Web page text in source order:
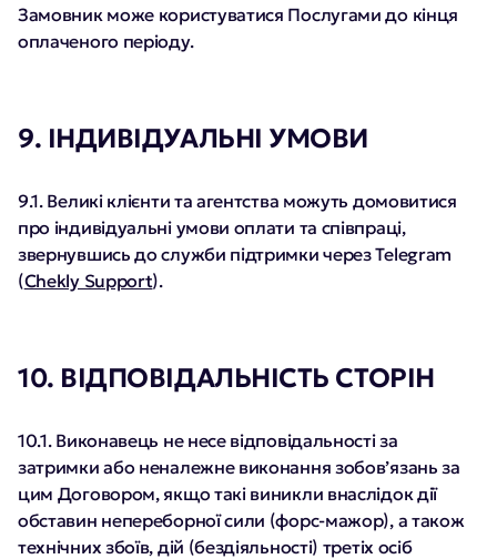
Замовник може користуватися Послугами до кінця
оплаченого періоду.
9. ІНДИВІДУАЛЬНІ УМОВИ
9.1. Великі клієнти та агентства можуть домовитися
про індивідуальні умови оплати та співпраці,
звернувшись до служби підтримки через Telegram
(Chekly Support).
10. ВІДПОВІДАЛЬНІСТЬ СТОРІН
10.1. Виконавець не несе відповідальності за
затримки або неналежне виконання зобов’язань за
цим Договором, якщо такі виникли внаслідок дії
обставин непереборної сили (форс-мажор), а також
технічних збоїв, дій (бездіяльності) третіх осіб